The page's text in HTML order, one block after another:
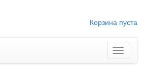
Корзина пуста